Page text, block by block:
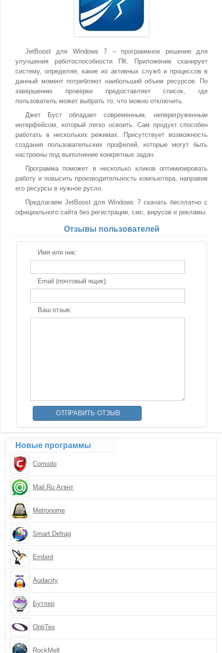
JetBoost для Windows 7 – программное решение для
улучшения работоспособности ПК. Приложение сканирует
систему, определяя, какие из активных служб и процессов в
данный момент потребляют наибольший объем ресурсов. По
завершению проверки предоставляет список, где
пользователь может выбрать то, что можно отключить.
Джет Буст обладает современным, неперегруженным
интерфейсом, который легко освоить. Сам продукт способен
работать в нескольких режимах. Присутствует возможность
создания пользовательских профилей, которые могут быть
настроены под выполнение конкретных задач.
Программа поможет в несколько кликов оптимизировать
работу и повысить производительность компьютера, направив
его ресурсы в нужное русло.
Предлагаем JetBoost для Windows 7 скачать бесплатно с
официального сайта без регистрации, смс, вирусов и рекламы.
Отзывы пользователей
Имя или ник:
Email (почтовый ящик):
Ваш отзыв:
Новые программы
Comodo
Mail.Ru Агент
Metronome
Smart Defrag
Embird
Audacity
Бутлер
OptiTex
RockMelt